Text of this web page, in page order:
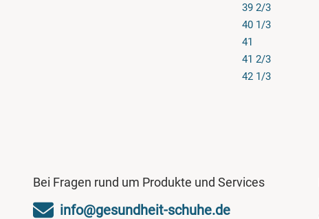
39 2/3
40 1/3
41
41 2/3
42 1/3
Bei Fragen rund um Produkte und Services
info@gesundheit-schuhe.de